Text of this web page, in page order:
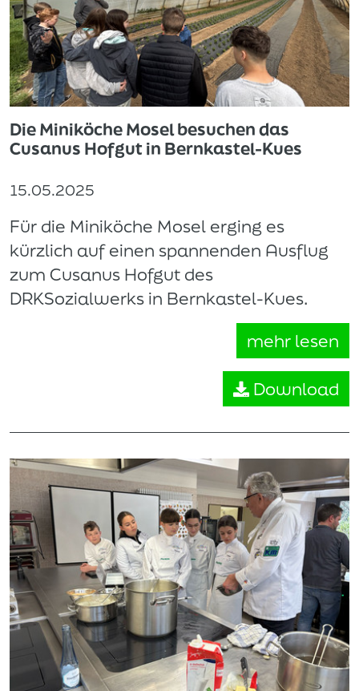
Die Miniköche Mosel besuchen das
Cusanus Hofgut in Bernkastel-Kues
15.05.2025
Für die Miniköche Mosel erging es
kürzlich auf einen spannenden Ausflug
zum Cusanus Hofgut des
DRKSozialwerks in Bernkastel-Kues.
mehr lesen
Download